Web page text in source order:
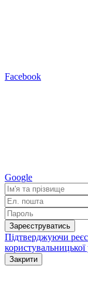
Facebook
Google
Зареєструватись
Підтверджуючи
користувальницької
Закрити